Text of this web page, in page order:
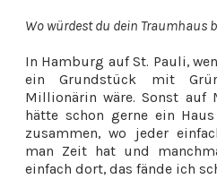
Wo würdest du dein Traumhaus
In Hamburg auf St. Pauli,
ein Grundstück mit
Millionärin wäre. Sonst auf
hätte schon gerne ein
zusammen, wo jeder
man Zeit hat und
einfach dort, das fände ich